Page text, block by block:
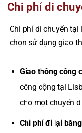
Chi phí di
Chi phí di chuyển tại
chọn sử dụng giao
Giao thông công
công cộng tại
cho một chuyến
Chi phí đi lại